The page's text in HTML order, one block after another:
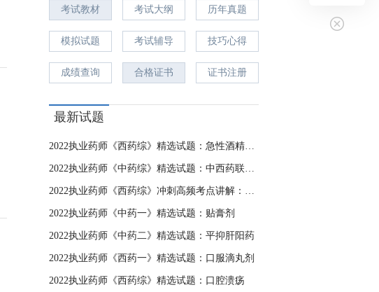
考试教材 考试大纲 历年真题
模拟试题 考试辅导 技巧心得
成绩查询 合格证书 证书注册
最新试题
2022执业药师《西药综》精选试题：急性酒精中毒
2022执业药师《中药综》精选试题：中西药联用的药物相互作用
2022执业药师《西药综》冲刺高频考点讲解：护士用药咨询
2022执业药师《中药一》精选试题：贴膏剂
2022执业药师《中药二》精选试题：平抑肝阳药
2022执业药师《西药一》精选试题：口服滴丸剂
2022执业药师《西药综》精选试题：口腔溃疡